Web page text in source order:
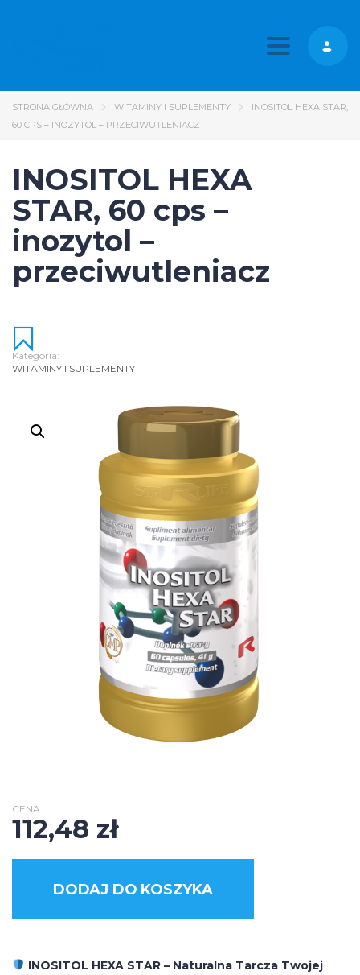
Toggle
STRONA GŁÓWNA WITAMINY I SUPLEMENTY
INOSITOL HEXA STAR,
60 CPS – INOZYTOL – PRZECIWUTLENIACZ
INOSITOL HEXA
STAR, 60 cps –
inozytol –
przeciwutleniacz
Kategoria:
WITAMINY I SUPLEMENTY
CENA
112,48 zł
DODAJ DO KOSZYKA
INOSITOL HEXA STAR – Naturalna Tarcza Twojej